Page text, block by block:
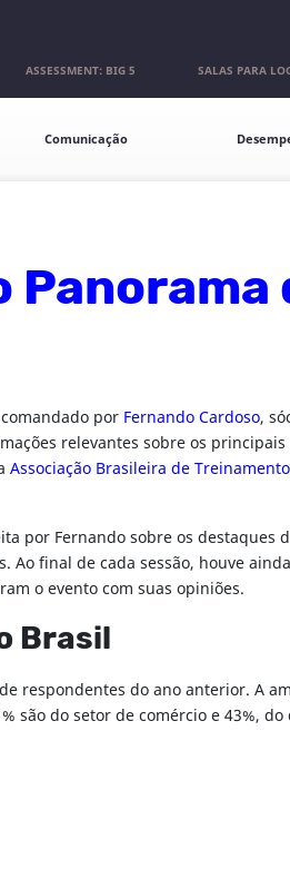
ASSESSMENT: BIG 5 SALAS PARA
Comunicação
por Fernando Cardoso,
relevantes sobre os
Associação Brasileira de
por Fernando sobre os
final de cada sessão, houve
o evento com suas opiniões.
Brasil
respondentes do ano anterior. A
do setor de comércio e 43%,